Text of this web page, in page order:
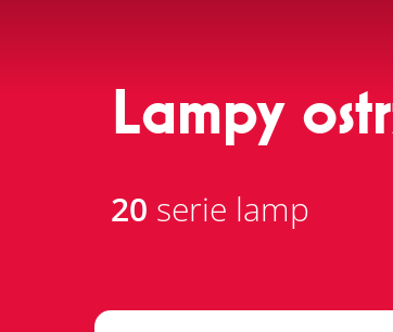
Lampy
20 serie lamp